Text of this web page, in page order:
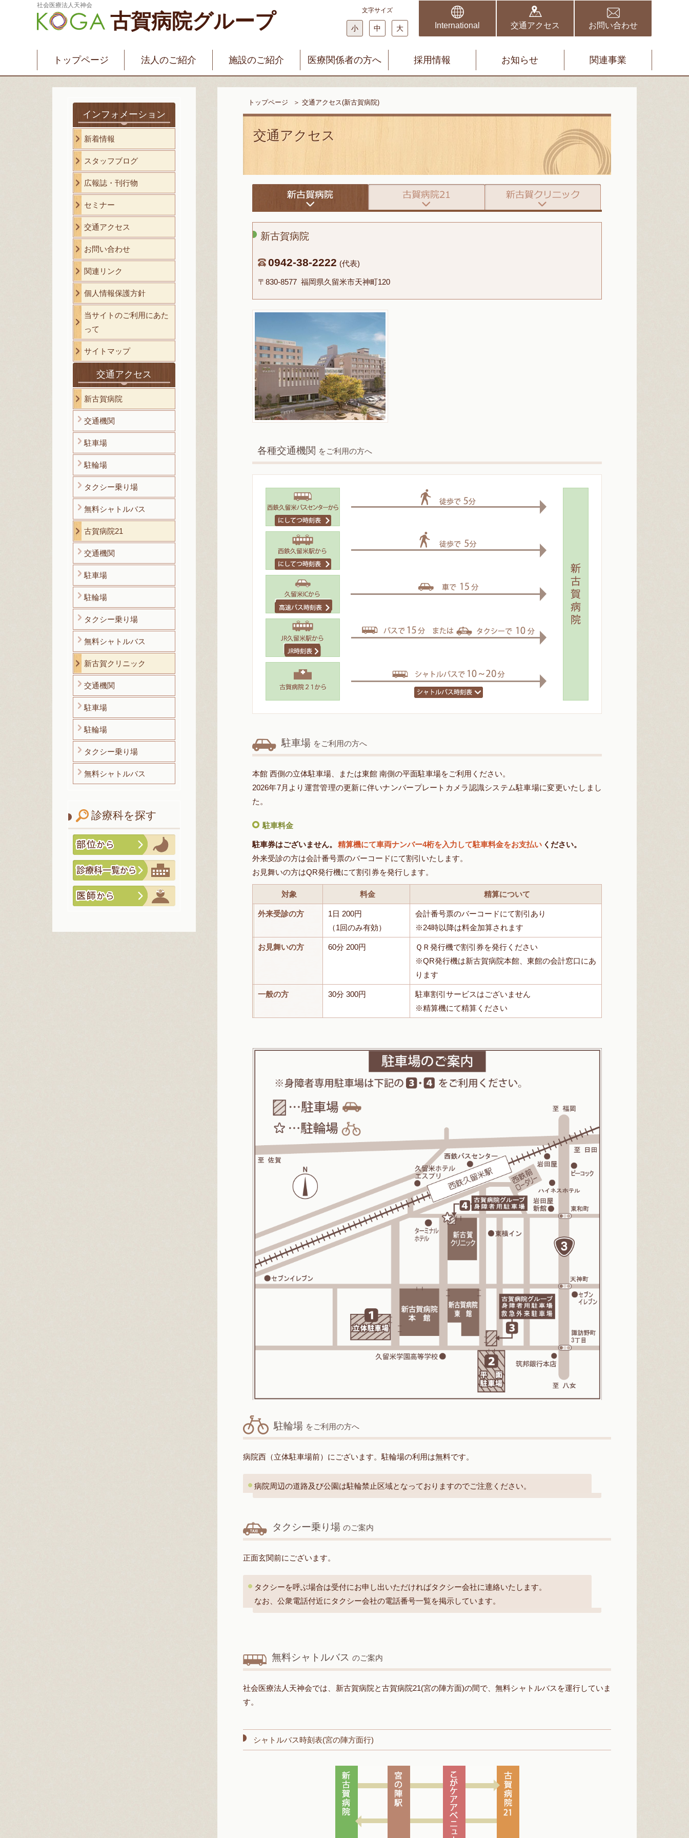
社会医療法人天神会
古賀病院グループ 文字サイズ
小 中 大 International 交通アクセス お問い合わせ
トップページ 法人のご紹介 施設のご紹介
新古賀みなみ病院 新古賀クリニック 産科・婦人科 みやじまクリニック まどかファミリークリニック 野伏間クリニック
矢取クリニック
介護・福祉サービス
古賀国際看護学院
医療関係者の方へ 採用情報 お知らせ 関連事業
インフォメーション
新着情報
スタッフブログ
広報誌・刊行物
セミナー
交通アクセス
お問い合わせ
関連リンク
個人情報保護方針
当サイトのご利用にあた
って
サイトマップ
交通アクセス
新古賀病院
交通機関
駐車場
駐輪場
タクシー乗り場
無料シャトルバス
古賀病院21
交通機関
駐車場
駐輪場
タクシー乗り場
無料シャトルバス
新古賀クリニック
交通機関
駐車場
駐輪場
タクシー乗り場
無料シャトルバス
診療科を探す
トップページ ＞ 交通アクセス(新古賀病院)
交通アクセス
新古賀病院
0942-38-2222 (代表)
〒830-8577 福岡県久留米市天神町120
各種交通機関 をご利用の方へ
駐車場 をご利用の方へ
本館 西側の立体駐車場、または東館 南側の平面駐車場をご利用ください。
2026年7月より運営管理の更新に伴いナンバープレートカメラ認識システム駐車場に変更いたしまし
た。
駐車料金
駐車券はございません。 精算機にて車両ナンバー4桁を入力して駐車料金をお支払い ください。
外来受診の方は会計番号票のバーコードにて割引いたします。
お見舞いの方はQR発行機にて割引券を発行します。
対象 料金 精算について
外来受診の方
1日 200円
（1回のみ有効）
会計番号票のバーコードにて割引あり
※24時以降は料金加算されます
お見舞いの方 60分 200円
ＱＲ発行機で割引券を発行ください
※QR発行機は新古賀病院本館、東館の会計窓口にあ
ります
一般の方 30分 300円
駐車割引サービスはございません
※精算機にて精算ください
駐輪場 をご利用の方へ
病院西（立体駐車場前）にございます。駐輪場の利用は無料です。
病院周辺の道路及び公園は駐輪禁止区域となっておりますのでご注意ください。
タクシー乗り場 のご案内
正面玄関前にございます。
タクシーを呼ぶ場合は受付にお申し出いただければタクシー会社に連絡いたします。
なお、公衆電話付近にタクシー会社の電話番号一覧を掲示しています。
無料シャトルバス のご案内
社会医療法人天神会では、新古賀病院と古賀病院21(宮の陣方面)の間で、無料シャトルバスを運行していま
す。
シャトルバス時刻表(宮の陣方面行)